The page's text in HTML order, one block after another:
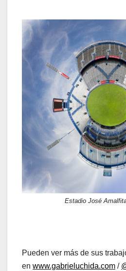
Estadio José
Pueden ver más de sus
en www.gabrieluchida.com /